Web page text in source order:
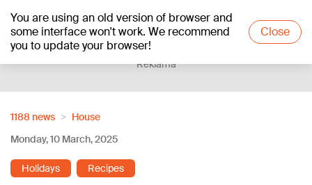
You are using an old version of browser and
some interface won't work. We recommend
you to update your browser!
Close
+18°C
Reklāma
1188 news
House
Monday, 10 March, 2025
Holidays Recipes